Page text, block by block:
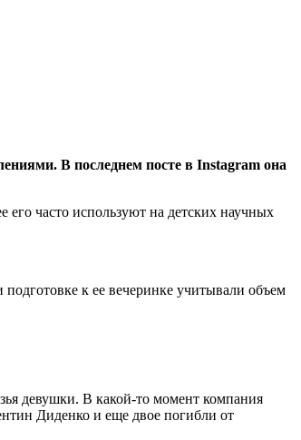
В последнем посте в Instagram она
часто используют на детских научных
к ее вечеринке учитывали объем
девушки. В какой-то момент компания
Диденко и еще двое погибли от